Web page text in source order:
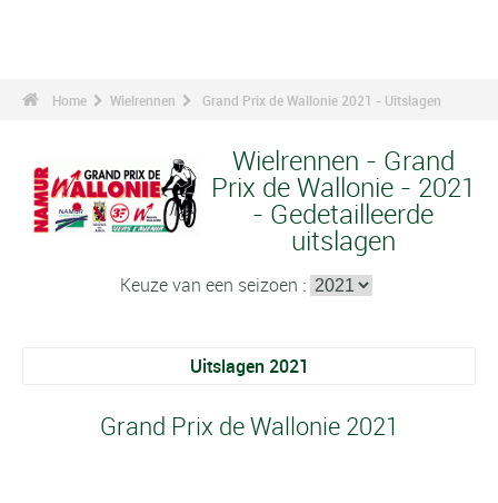
Home Wielrennen Grand Prix de Wallonie 2021 - Uitslagen
Wielrennen - Grand
Prix de Wallonie - 2021
- Gedetailleerde
uitslagen
Keuze van een seizoen :
Uitslagen 2021
Grand Prix de Wallonie 2021